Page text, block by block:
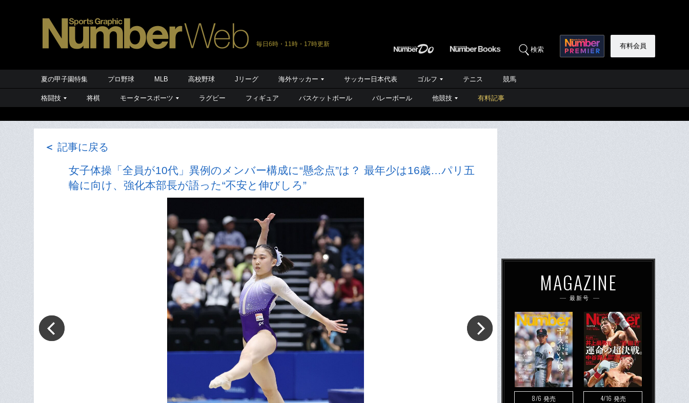
毎日6時・11時・17時更新
検索 有料会員
夏の甲子園特集 プロ野球 MLB 高校野球 Jリーグ 海外サッカー サッカー日本代表 ゴルフ テニス 競馬
格闘技 将棋 モータースポーツ ラグビー フィギュア バスケットボール バレーボール 他競技 有料記事
＜ 記事に戻る
女子体操「全員が10代」異例のメンバー構成に“懸念点”は？ 最年少は16歳…パリ五
輪に向け、強化本部長が語った“不安と伸びしろ”
MAGAZINE
最新号
8/6 発売 4/16 発売